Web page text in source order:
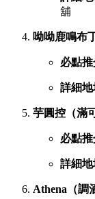
舖
呦呦鹿鳴布
必點推
詳細地
芋圓控（滿
必點推
詳細地
Athena（調